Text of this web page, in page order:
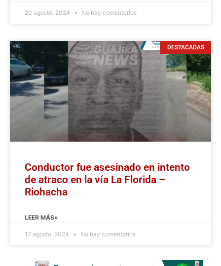
20 agosto, 2024 No hay comentarios
DESTACADAS
Conductor fue asesinado en intento
de atraco en la vía La Florida –
Riohacha
LEER MÁS»
17 agosto, 2024 No hay comentarios